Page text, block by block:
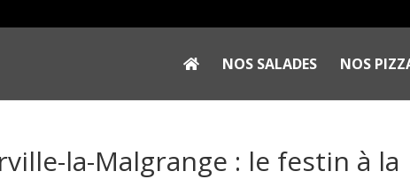
NOS SALADES NOS
la-Malgrange : le festin à la